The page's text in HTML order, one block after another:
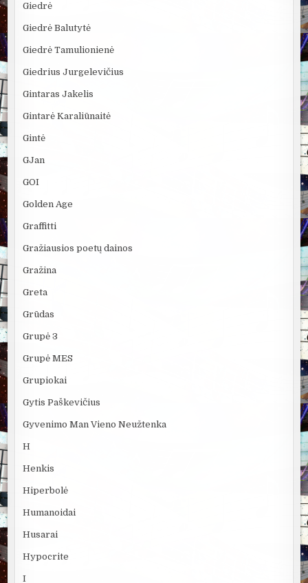
Giedrė
Giedrė Balutytė
Giedrė Tamulionienė
Giedrius Jurgelevičius
Gintaras Jakelis
Gintarė Karaliūnaitė
Gintė
GJan
GOI
Golden Age
Graffitti
Gražiausios poetų dainos
Gražina
Greta
Grūdas
Grupė 3
Grupė MES
Grupiokai
Gytis Paškevičius
Gyvenimo Man Vieno Neužtenka
H
Henkis
Hiperbolė
Humanoidai
Husarai
Hypocrite
I